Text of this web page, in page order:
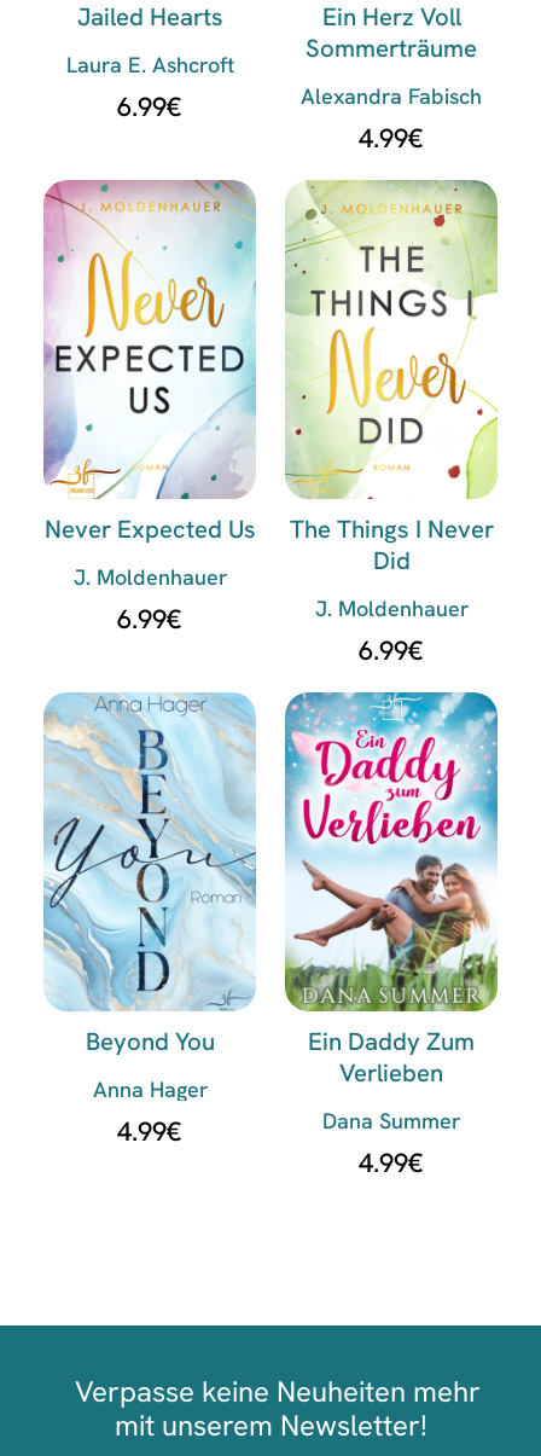
Jailed Hearts
Laura E. Ashcroft
6.99€
Ein Herz Voll
Sommerträume
Alexandra Fabisch
4.99€
Never Expected Us
J. Moldenhauer
6.99€
The Things I Never
Did
J. Moldenhauer
6.99€
Beyond You
Anna Hager
4.99€
Ein Daddy Zum
Verlieben
Dana Summer
4.99€
Verpasse keine Neuheiten mehr
mit unserem Newsletter!